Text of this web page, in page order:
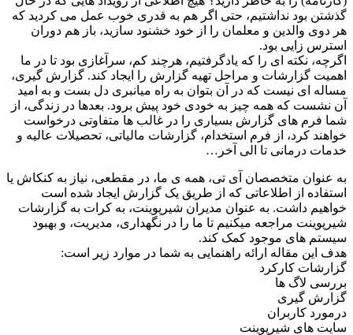
گذشتن بود نداشتیم، حتی اگر هم به قدری خوب عمل می کردید که
هر دوی والدین و معلمان را از خود خشنود سازید، باز هم دوران
استرس زایی بود.
اگرچه، نکته ای را که یادگرفتیم، هرچند کم، سرآغازی بود تا در ما
اهمیت گزارشات و مراحل تهیه گزارش را ایجاد کند. گزارش گیری،
مساله ای نیست که در آن بتوان به راه میانبری دل بست و به امید
آن نشست که همه چیز به خودی خود پیش برود. بعدها در زندگی، از
شما فرم های گزارش بسیاری را در غالب ها متفاوتی درخواست
خواهند کرد، از فرم استخدام، گزارشات مالیاتی، تحصیلات عالیه و
خدمات درمانی تا الی آخر…
به عنوان متخصصان آی تی، همه ی ما، در مقطعی، نیاز به کنکاش یا
استفاده از اطلاعاتی که از طریق یک گزارش ایجاد شده است
خواهیم داشت. به عنوان مدیران شیرپوینت، به کرات به گزارشات
شیرپوینت مراجعه میکنیم تا ما را در نگهداری، مدیریت، و بهبود
سیستم های موجود کمک کند.
هدف این مقاله ارائه راهنمایی به شما در موارد زیر است:
گزارشات کارکرد
بررسی لاگ ها
گزارش گیری
درمورد کاربران
سایت های شیرپوینت